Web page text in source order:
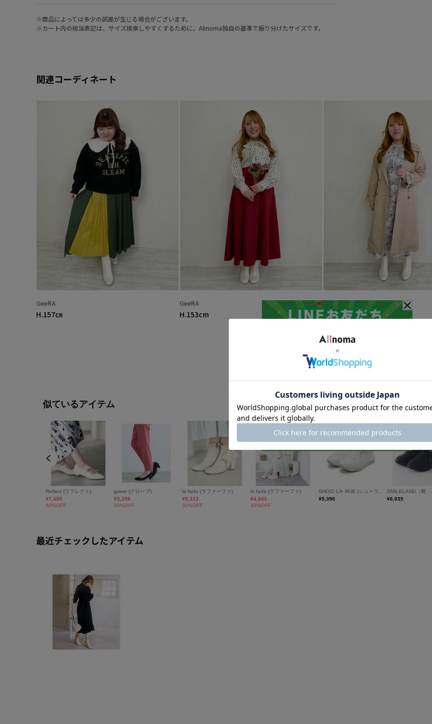
※商品によっては多少の誤差が生じる場合がございます。
※カート内の相当表記は、サイズ検索しやすくするために、Alinoma独自の基準で振り分けたサイズです。
関連コーディネート
GeeRA
H.157㎝
GeeRA
H.153cm
GeeRA
H.153cm
最近チェックしたアイテム